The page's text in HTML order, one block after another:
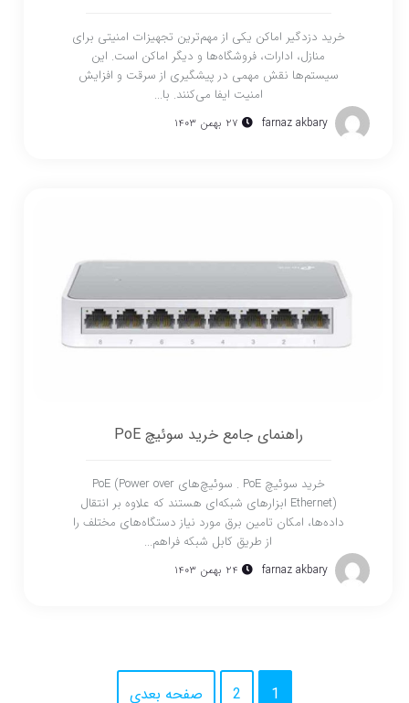
خرید دزدگیر اماکن یکی از مهم‌ترین تجهیزات امنیتی برای
منازل، ادارات، فروشگاه‌ها و دیگر اماکن است. این
سیستم‌ها نقش مهمی در پیشگیری از سرقت و افزایش
امنیت ایفا می‌کنند. با...
farnaz akbary ۲۷ بهمن ۱۴۰۳
راهنمای جامع خرید سوئیچ PoE
خرید سوئیچ PoE . سوئیچ‌های PoE (Power over
Ethernet) ابزارهای شبکه‌ای هستند که علاوه بر انتقال
داده‌ها، امکان تامین برق مورد نیاز دستگاه‌های مختلف را
از طریق کابل شبکه فراهم...
farnaz akbary ۲۴ بهمن ۱۴۰۳
1
2 صفحه بعدی